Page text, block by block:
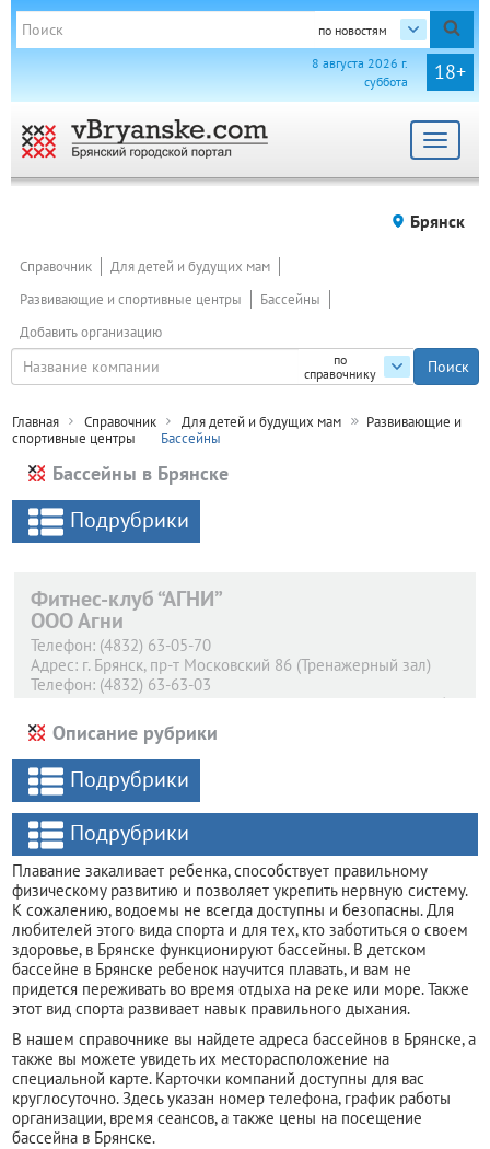
по новостям
18+
8 августа 2026 г.
суббота
Toggle
Брянск
по
справочнику
Справочник
Для детей и будущих мам
Развивающие и спортивные центры
Бассейны
Добавить организацию
Главная Справочник Для детей и будущих мам
Развивающие и
спортивные центры
Бассейны
Бассейны в Брянске
Подрубрики
Фитнес-клуб “АГНИ”
ООО Агни
Телефон: (4832) 63-05-70
Адрес: г. Брянск, пр-т Московский 86 (Тренажерный зал)
Телефон: (4832) 63-63-03
ул. Транспортная 5 (Женский фитнес-клуб)
Описание рубрики
Подрубрики
Подрубрики
Плавание закаливает ребенка, способствует правильному
физическому развитию и позволяет укрепить нервную систему.
К сожалению, водоемы не всегда доступны и безопасны. Для
любителей этого вида спорта и для тех, кто заботиться о своем
здоровье, в Брянске функционируют бассейны. В детском
бассейне в Брянске ребенок научится плавать, и вам не
придется переживать во время отдыха на реке или море. Также
этот вид спорта развивает навык правильного дыхания.
В нашем справочнике вы найдете адреса бассейнов в Брянске, а
также вы можете увидеть их месторасположение на
специальной карте. Карточки компаний доступны для вас
круглосуточно. Здесь указан номер телефона, график работы
организации, время сеансов, а также цены на посещение
бассейна в Брянске.